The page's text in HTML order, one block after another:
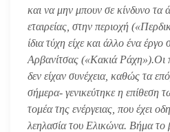
και να μην μπουν σε κίνδυνο τα
εταιρείας, στην περιοχή
ίδια τύχη είχε και άλλο ένα έργο
Αρβανίτσας («Κακιά Ράχη»).Οι
δεν είχαν συνέχεια, καθώς τα
σήμερα- γενικεύτηκε η επίθεση
τομέα της ενέργειας, που έχει
λεηλασία του Ελικώνα. Βήμα